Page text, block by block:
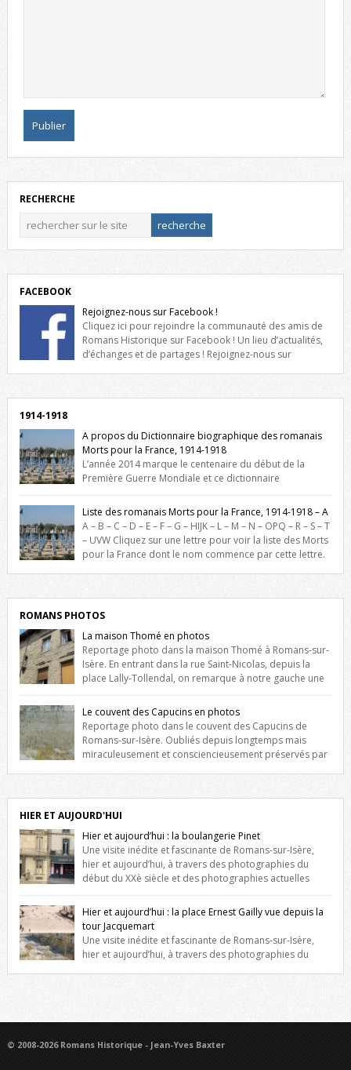
RECHERCHE
FACEBOOK
Rejoignez-nous sur Facebook !
Cliquez ici pour rejoindre la communauté des amis de
Romans Historique sur Facebook ! Un lieu d’actualités,
d’échanges et de partages ! Rejoignez-nous sur
1914-1918
A propos du Dictionnaire biographique des romanais
Morts pour la France, 1914-1918
L’année 2014 marque le centenaire du début de la
Première Guerre Mondiale et ce dictionnaire
biographique veut rendre hommage aux romanais Morts pour la
France durant ce conflit. La base de cette recherche historique est
constituée des noms gravés sur les plaques commémoratives de
l’Hôtel de Ville, du lycée du Dauphiné et du lycée Triboulet, […]
Liste des romanais Morts pour la France, 1914-1918 – A
A – B – C – D – E – F – G – HIJK – L – M – N – OPQ – R – S – T
– UVW Cliquez sur une lettre pour voir la liste des Morts
pour la France dont le nom commence par cette lettre.
ROMANS PHOTOS
La maison Thomé en photos
Reportage photo dans la maison Thomé à Romans-sur-
Isère. En entrant dans la rue Saint-Nicolas, depuis la
place Lally-Tollendal, on remarque à notre gauche une
maison construite au XVIè siècle. Les deux façades sont ornées de
fenêtres jumelles à meneaux. Entre ces deux étages, on peut voir une
niche qui contient une statue de la Vierge. […]
Le couvent des Capucins en photos
Reportage photo dans le couvent des Capucins de
Romans-sur-Isère. Oubliés depuis longtemps mais
miraculeusement et consciencieusement préservés par
l’histoire de la redécouverte de vestiges du couvent des Capucins !
Petit retour sur l’histoire […]
HIER ET AUJOURD'HUI
Hier et aujourd’hui : la boulangerie Pinet
Une visite inédite et fascinante de Romans-sur-Isère,
hier et aujourd’hui, à travers des photographies du
début du XXè siècle et des photographies actuelles
prises exactement dans le même cadre ! A l’angle de la place Jean
Jaurès et de l’avenue Victor Hugo (à côté d’Intermarché), à Romans. La
boulangerie Jules Pinet est inscrite dans le […]
Hier et aujourd’hui : la place Ernest Gailly vue depuis la
tour Jacquemart
Une visite inédite et fascinante de Romans-sur-Isère,
hier et aujourd’hui, à travers des photographies du
© 2008-2026 Romans Historique - Jean-Yves Baxter